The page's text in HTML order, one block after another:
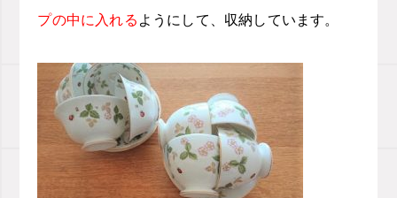
プの中に入れる ようにして、収納しています。